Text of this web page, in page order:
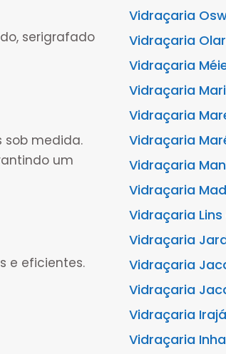
serigrafado
sob medida.
um
e eficientes.
Vidraçaria
Vidraçaria
Vidraçaria
Vidraçaria
Vidraçaria
Vidraçaria
Vidraçaria
Vidraçaria
Vidraçaria
Vidraçaria
Vidraçaria
Vidraçaria
Vidraçaria
Vidraçaria